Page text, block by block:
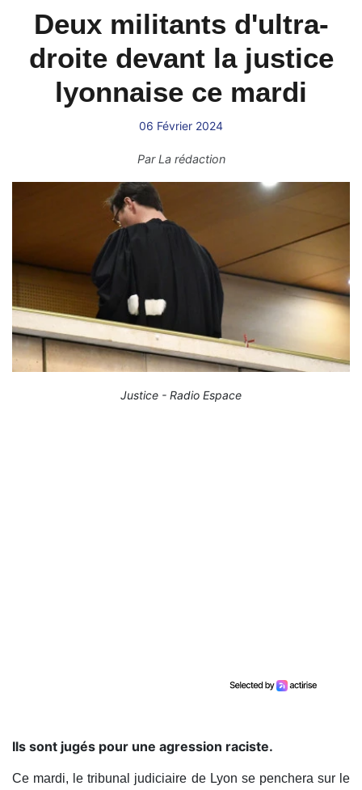
Deux militants d'ultra-
droite devant la justice
lyonnaise ce mardi
06 Février 2024
ParLa rédaction
Justice - Radio Espace
Ils sont jugés pour une agression raciste.
Ce mardi, le tribunal judiciaire de Lyon se penchera sur le